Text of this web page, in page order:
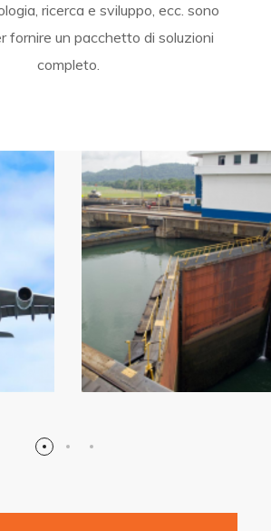
ricerca e sviluppo, ecc. sono
fornire un pacchetto di soluzioni
completo.